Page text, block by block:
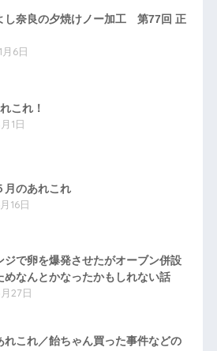
し奈良の夕焼けノー加工 第77回 正
6日
これ！
1日
月のあれこれ
16日
ジで卵を爆発させたがオーブン併設
めなんとかなったかもしれない話
27日
れこれ／飴ちゃん買った事件などの